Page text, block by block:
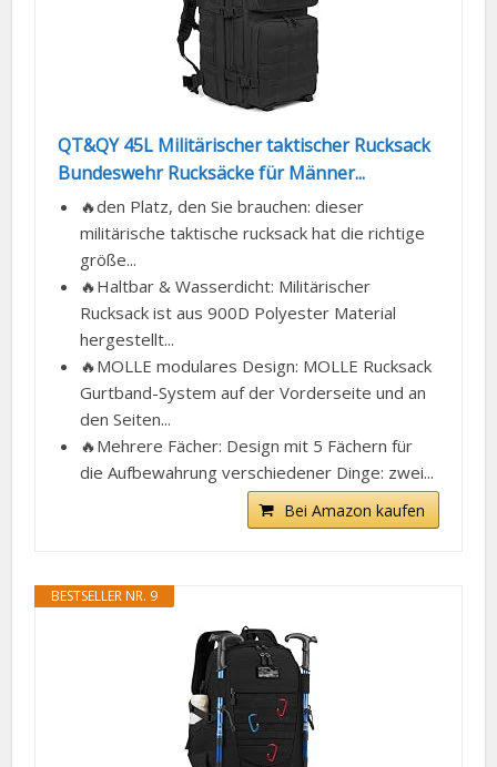
QT&QY 45L Militärischer taktischer Rucksack
Bundeswehr Rucksäcke für Männer...
🔥den Platz, den Sie brauchen: dieser
militärische taktische rucksack hat die richtige
größe...
🔥Haltbar & Wasserdicht: Militärischer
Rucksack ist aus 900D Polyester Material
hergestellt...
🔥MOLLE modulares Design: MOLLE Rucksack
Gurtband-System auf der Vorderseite und an
den Seiten...
🔥Mehrere Fächer: Design mit 5 Fächern für
die Aufbewahrung verschiedener Dinge: zwei...
Bei Amazon kaufen
BESTSELLER NR. 9